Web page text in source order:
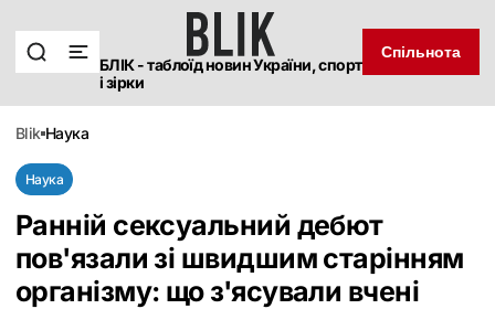
БЛІК - таблоїд новин України, спорт
і зірки
Спільнота
blik наука
Наука
Ранній сексуальний дебют
пов'язали зі швидшим старінням
організму: що з'ясували вчені